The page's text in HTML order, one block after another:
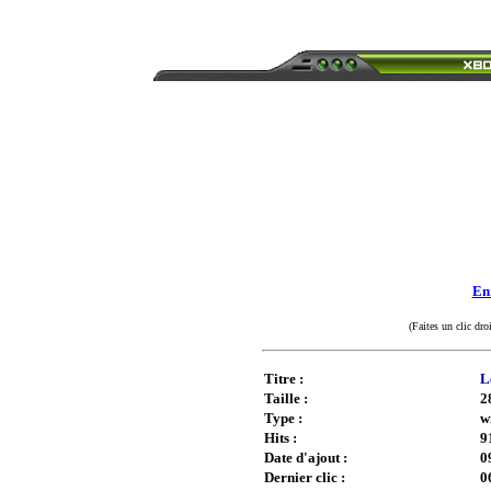
(Faites un clic
Titre :
Taille :
Type :
Hits :
Date d'ajout :
Dernier clic :